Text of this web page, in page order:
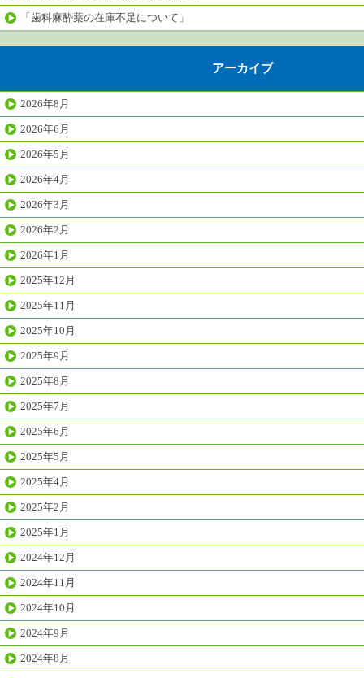
「歯科麻酔薬の在庫不足について」
アーカイブ
2026年8月
2026年6月
2026年5月
2026年4月
2026年3月
2026年2月
2026年1月
2025年12月
2025年11月
2025年10月
2025年9月
2025年8月
2025年7月
2025年6月
2025年5月
2025年4月
2025年2月
2025年1月
2024年12月
2024年11月
2024年10月
2024年9月
2024年8月